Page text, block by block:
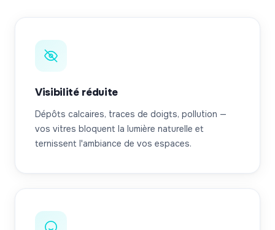
Visibilité réduite
Dépôts calcaires, traces de doigts, pollution —
vos vitres bloquent la lumière naturelle et
ternissent l'ambiance de vos espaces.